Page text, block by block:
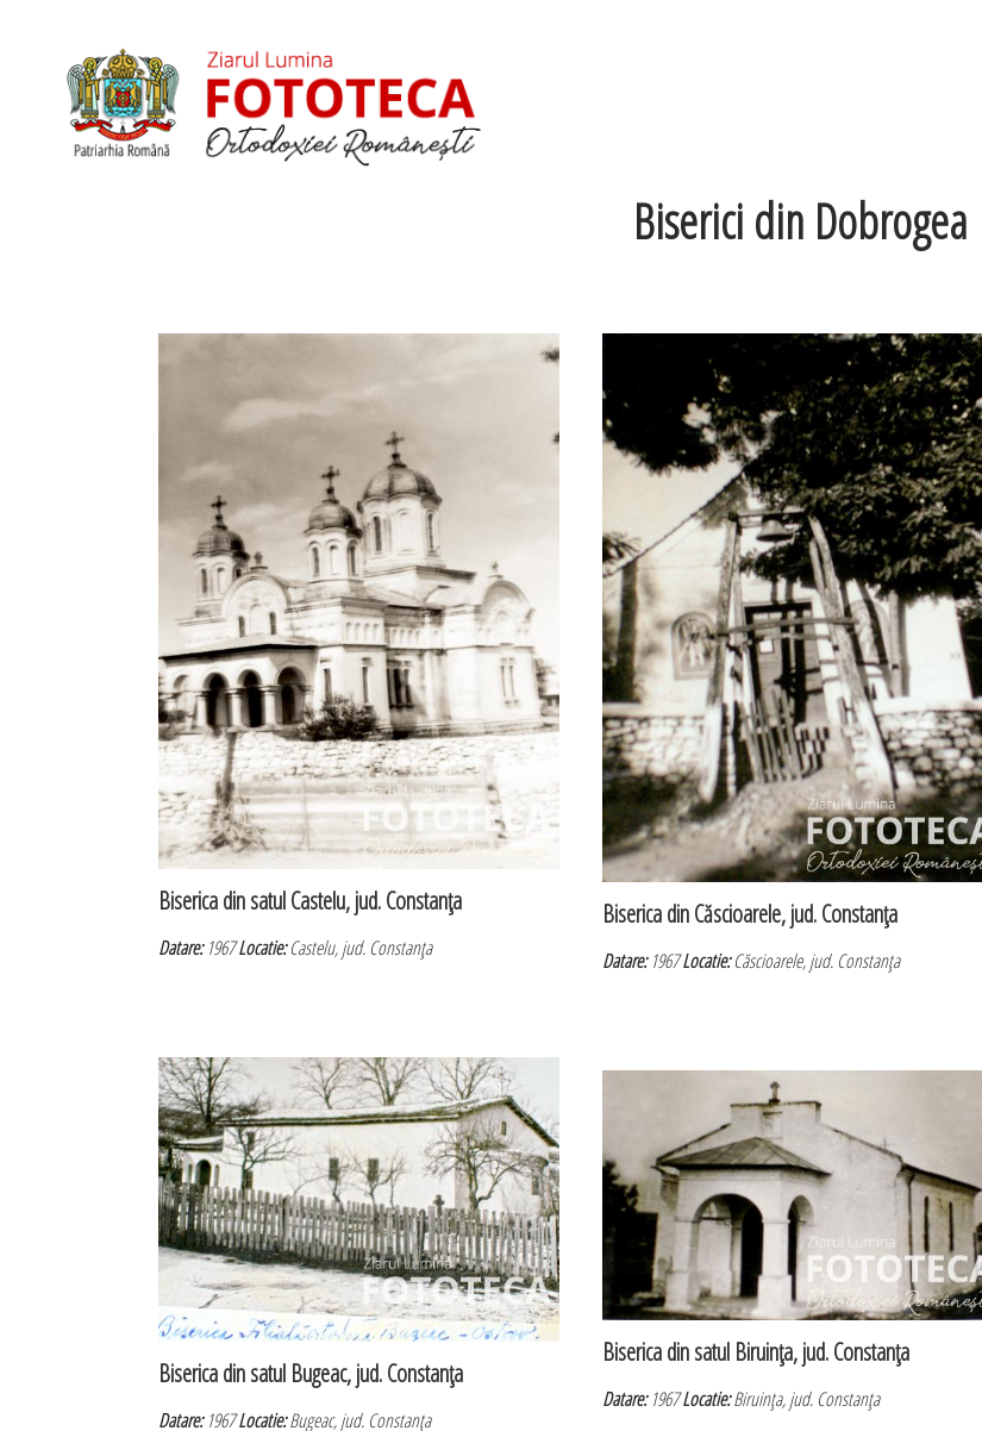
Biserici din Dobrogea
Biserica din satul Castelu, jud. Constanţa
Datare:1967Locatie:Castelu, jud. Constanţa
Biserica din Căscioarele, jud. Constanţa
Datare:1967Locatie:Căscioarele, jud. Constanţa
Biserica din satul Bugeac, jud. Constanţa
Datare:1967Locatie:Bugeac, jud. Constanţa
Biserica din satul Biruinţa, jud. Constanţa
Datare:1967Locatie:Biruinţa, jud. Constanţa